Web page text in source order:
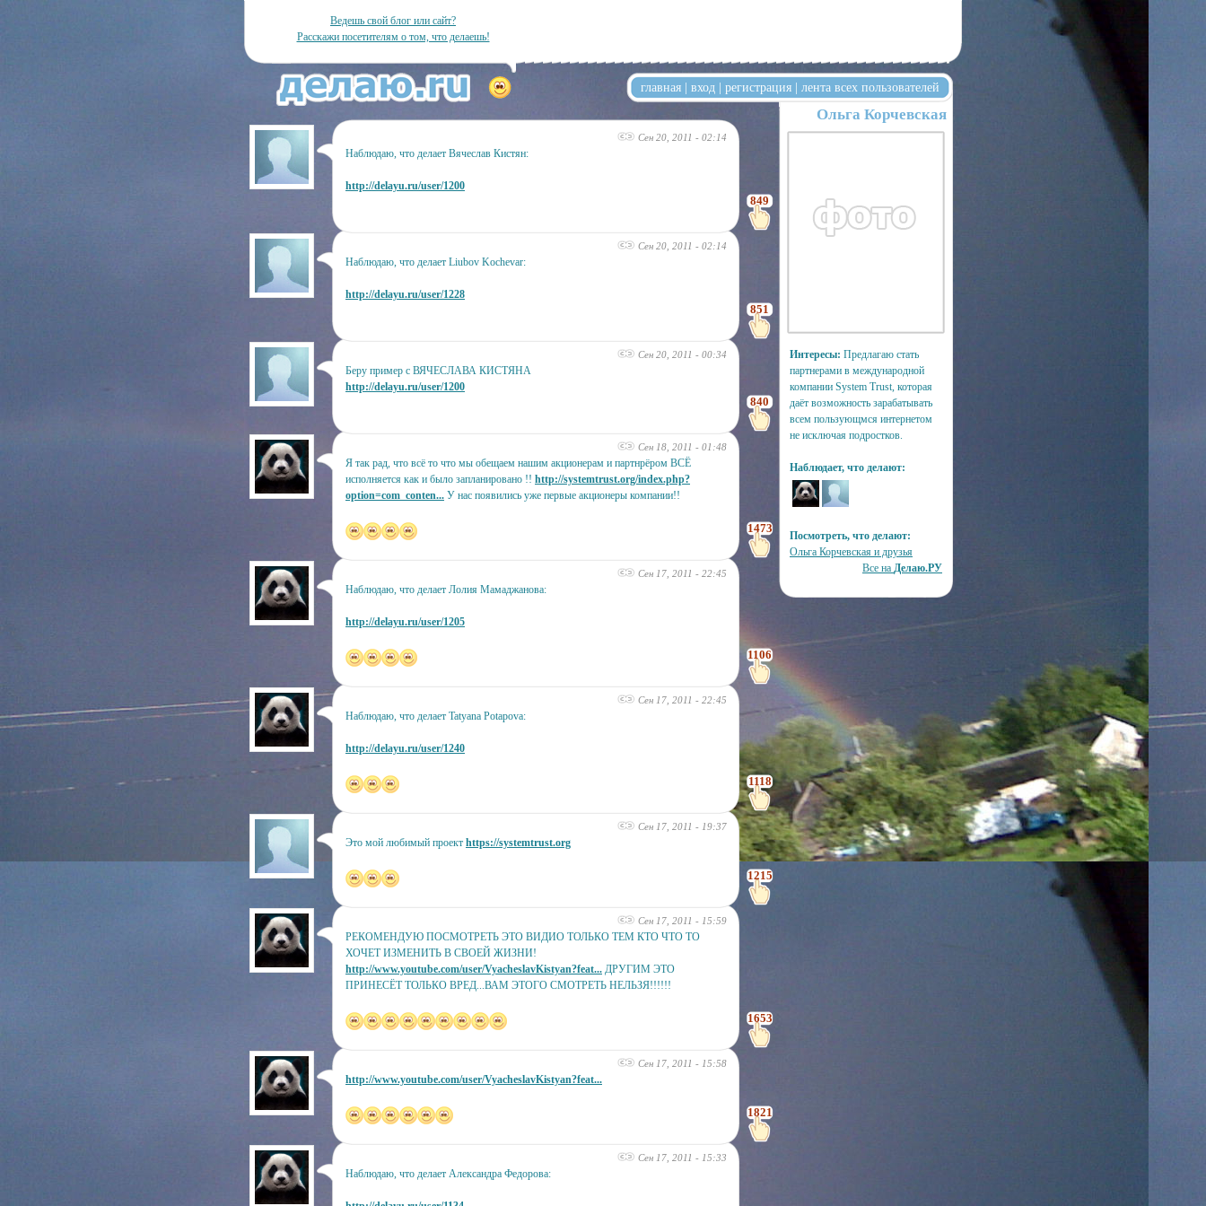
Ведешь свой блог или сайт?
Расскажи посетителям о том, что делаешь!
главная | вход | регистрация | лента всех пользователей
Сен 20, 2011 - 02:14
Наблюдаю, что делает Вячеслав Кистян:
http://delayu.ru/user/1200
849
Сен 20, 2011 - 02:14
Наблюдаю, что делает Liubov Kochevar:
http://delayu.ru/user/1228
851
Сен 20, 2011 - 00:34
Беру пример с ВЯЧЕСЛАВА КИСТЯНА
http://delayu.ru/user/1200
840
Сен 18, 2011 - 01:48
Я так рад, что всё то что мы обещаем нашим акционерам и партнрёром ВСЁ
исполняется как и было запланировано !! http://systemtrust.org/index.php?
option=com_conten... У нас появились уже первые акционеры компании!!
1473
Сен 17, 2011 - 22:45
Наблюдаю, что делает Лолия Мамаджанова:
http://delayu.ru/user/1205
1106
Сен 17, 2011 - 22:45
Наблюдаю, что делает Tatyana Potapova:
http://delayu.ru/user/1240
1118
Сен 17, 2011 - 19:37
Это мой любимый проект https://systemtrust.org
1215
Сен 17, 2011 - 15:59
РЕКОМЕНДУЮ ПОСМОТРЕТЬ ЭТО ВИДИО ТОЛЬКО ТЕМ КТО ЧТО ТО
ХОЧЕТ ИЗМЕНИТЬ В СВОЕЙ ЖИЗНИ!
http://www.youtube.com/user/VyacheslavKistyan?feat... ДРУГИМ ЭТО
ПРИНЕСЁТ ТОЛЬКО ВРЕД...ВАМ ЭТОГО СМОТРЕТЬ НЕЛЬЗЯ!!!!!!
1653
Сен 17, 2011 - 15:58
http://www.youtube.com/user/VyacheslavKistyan?feat...
1821
Сен 17, 2011 - 15:33
Наблюдаю, что делает Александра Федорова:
Ольга Корчевская
Интересы: Предлагаю стать
партнерами в международной
компании System Trust, которая
даёт возможность зарабатывать
всем пользующмся интернетом
не исключая подростков.
Наблюдает, что делают:
Посмотреть, что делают:
Ольга Корчевская и друзья
Все на Делаю.РУ